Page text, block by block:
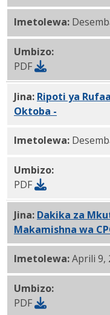
Imetolewa:
Umbizo:
PDF
Jina: Ripoti ya
Oktoba -
Imetolewa:
Umbizo:
PDF
Jina: Dakika za
Makamishna wa
Imetolewa:Aprili 9,
Umbizo:
PDF